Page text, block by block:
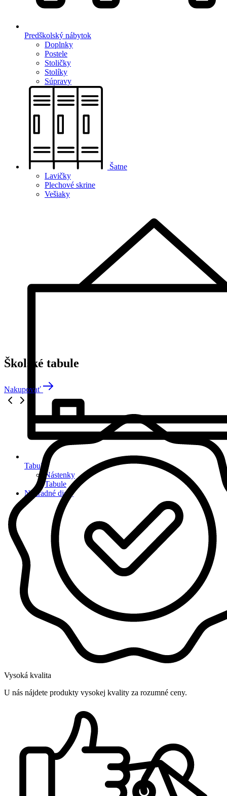
Predškolský nábytok
Doplnky
Postele
Stoličky
Stolíky
Súpravy
Šatne
Lavičky
Plechové skrine
Vešiaky
Tabule
Nástenky
Tabule
Náhradné diely
Školské tabule
Nakupovať
Vysoká kvalita
U nás nájdete produkty vysokej kvality za rozumné ceny.